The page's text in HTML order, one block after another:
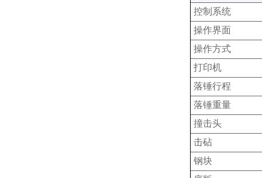
控制系统
操作界面
操作方式
打印机
落锤行程
落锤重量
撞击头
击砧
钢块